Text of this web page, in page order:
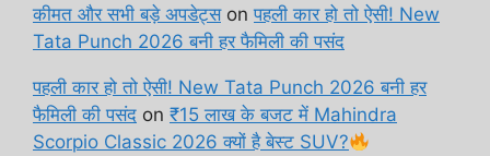
कीमत और सभी बड़े अपडेट्सonपहली कार हो तो ऐसी! New
Tata Punch 2026 बनी हर फैमिली की पसंद
पहली कार हो तो ऐसी! New Tata Punch 2026 बनी हर
फैमिली की पसंद on ₹15 लाख के बजट में Mahindra
Scorpio Classic 2026 क्यों है बेस्ट SUV?